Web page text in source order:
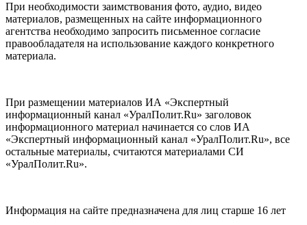
При необходимости заимствования фото, аудио, видео
материалов, размещенных на сайте информационного
агентства необходимо запросить письменное согласие
правообладателя на использование каждого конкретного
материала.
При размещении материалов ИА «Экспертный
информационный канал «УралПолит.Ru» заголовок
информационного материал начинается со слов ИА
«Экспертный информационный канал «УралПолит.Ru», все
остальные материалы, считаются материалами СИ
«УралПолит.Ru».
Информация на сайте предназначена для лиц старше 16 лет